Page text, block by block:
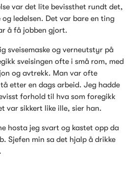
var det lite bevissthet rundt det,
og ledelsen. Det var bare en ting
å få jobben gjort.
sveisemaske og verneutstyr på
sveisingen ofte i små rom, med
og avtrekk. Man var ofte
etter en dags arbeid. Jeg hadde
forhold til hva som foregikk
var sikkert like ille, sier han.
hosta jeg svart og kastet opp da
Sjefen min sa det hjalp å drikke